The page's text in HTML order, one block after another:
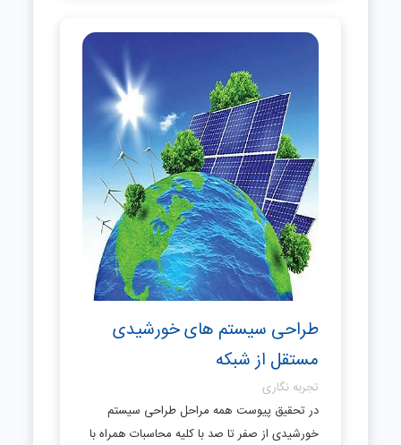
طراحی سیستم های خورشیدی
مستقل از شبکه
تجربه نگاری
در تحقیق پیوست همه مراحل طراحی سیستم
خورشیدی از صفر تا صد با کلیه محاسبات همراه با